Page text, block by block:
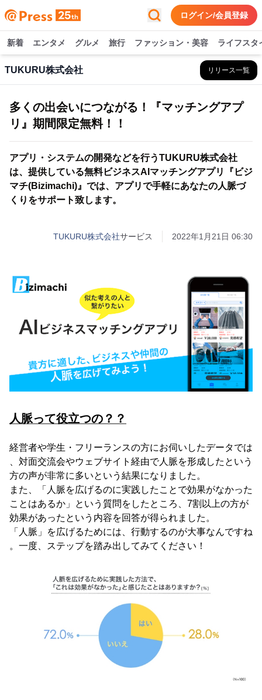
ログイン/会員登録
新着 エンタメ グルメ 旅行 ファッション・美容 ライフスタ
TUKURU株式会社 リリース一覧
多くの出会いにつながる！『マッチングアプ
リ』期間限定無料！！
アプリ・システムの開発などを行うTUKURU株式会社
は、提供している無料ビジネスAIマッチングアプリ『ビジ
マチ(Bizimachi)』では、アプリで手軽にあなたの人脈づ
くりをサポート致します。
TUKURU株式会社サービス 2022年1月21日 06:30
人脈って役立つの？？
経営者や学生・フリーランスの方にお伺いしたデータでは
、対面交流会やウェブサイト経由で人脈を形成したという
方の声が非常に多いという結果になりました。
また、「人脈を広げるのに実践したことで効果がなかった
ことはあるか」という質問をしたところ、7割以上の方が
効果があったという内容を回答が得られました。
「人脈」を広げるためには、行動するのが大事なんですね
。一度、ステップを踏み出してみてください！